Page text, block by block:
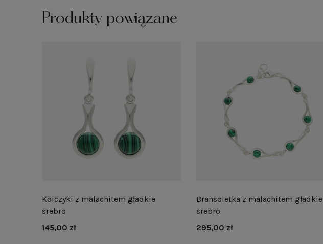
Produkty powiązane
Kolczyki z malachitem gładkie
srebro
145,00 zł
Bransoletka z malachitem gładkie
srebro
295,00 zł